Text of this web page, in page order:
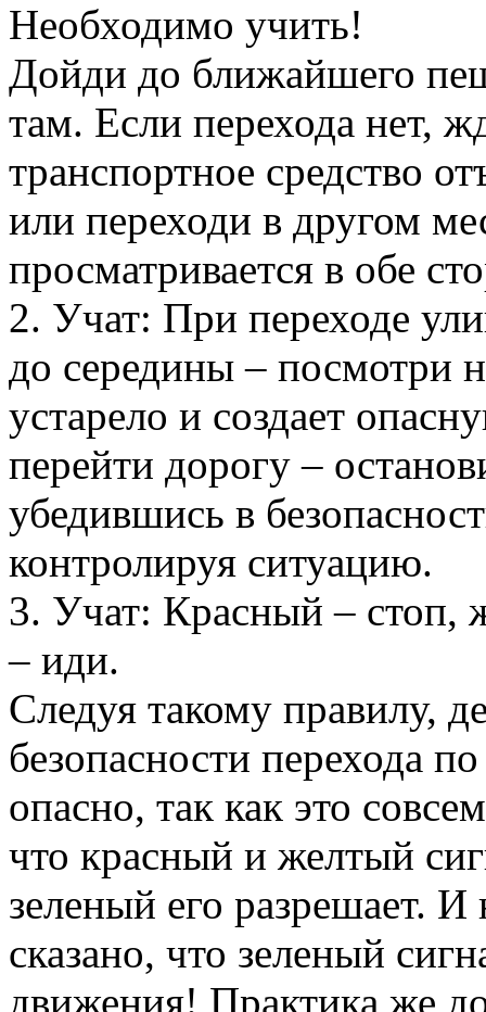
Необходимо учить!
Дойди до ближайшего
там. Если перехода нет,
транспортное средство
или переходи в другом
просматривается в обе
2. Учат: При переходе
до середины – посмотри
устарело и создает
перейти дорогу –
убедившись в
контролируя ситуацию.
3. Учат: Красный – стоп,
– иди.
Следуя такому правилу,
безопасности перехода
опасно, так как это
что красный и желтый
зеленый его разрешает.
сказано, что зеленый
движения! Практика же